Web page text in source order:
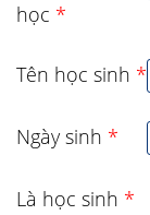
học *
Tên học sinh *
Ngày sinh *
Là học sinh *